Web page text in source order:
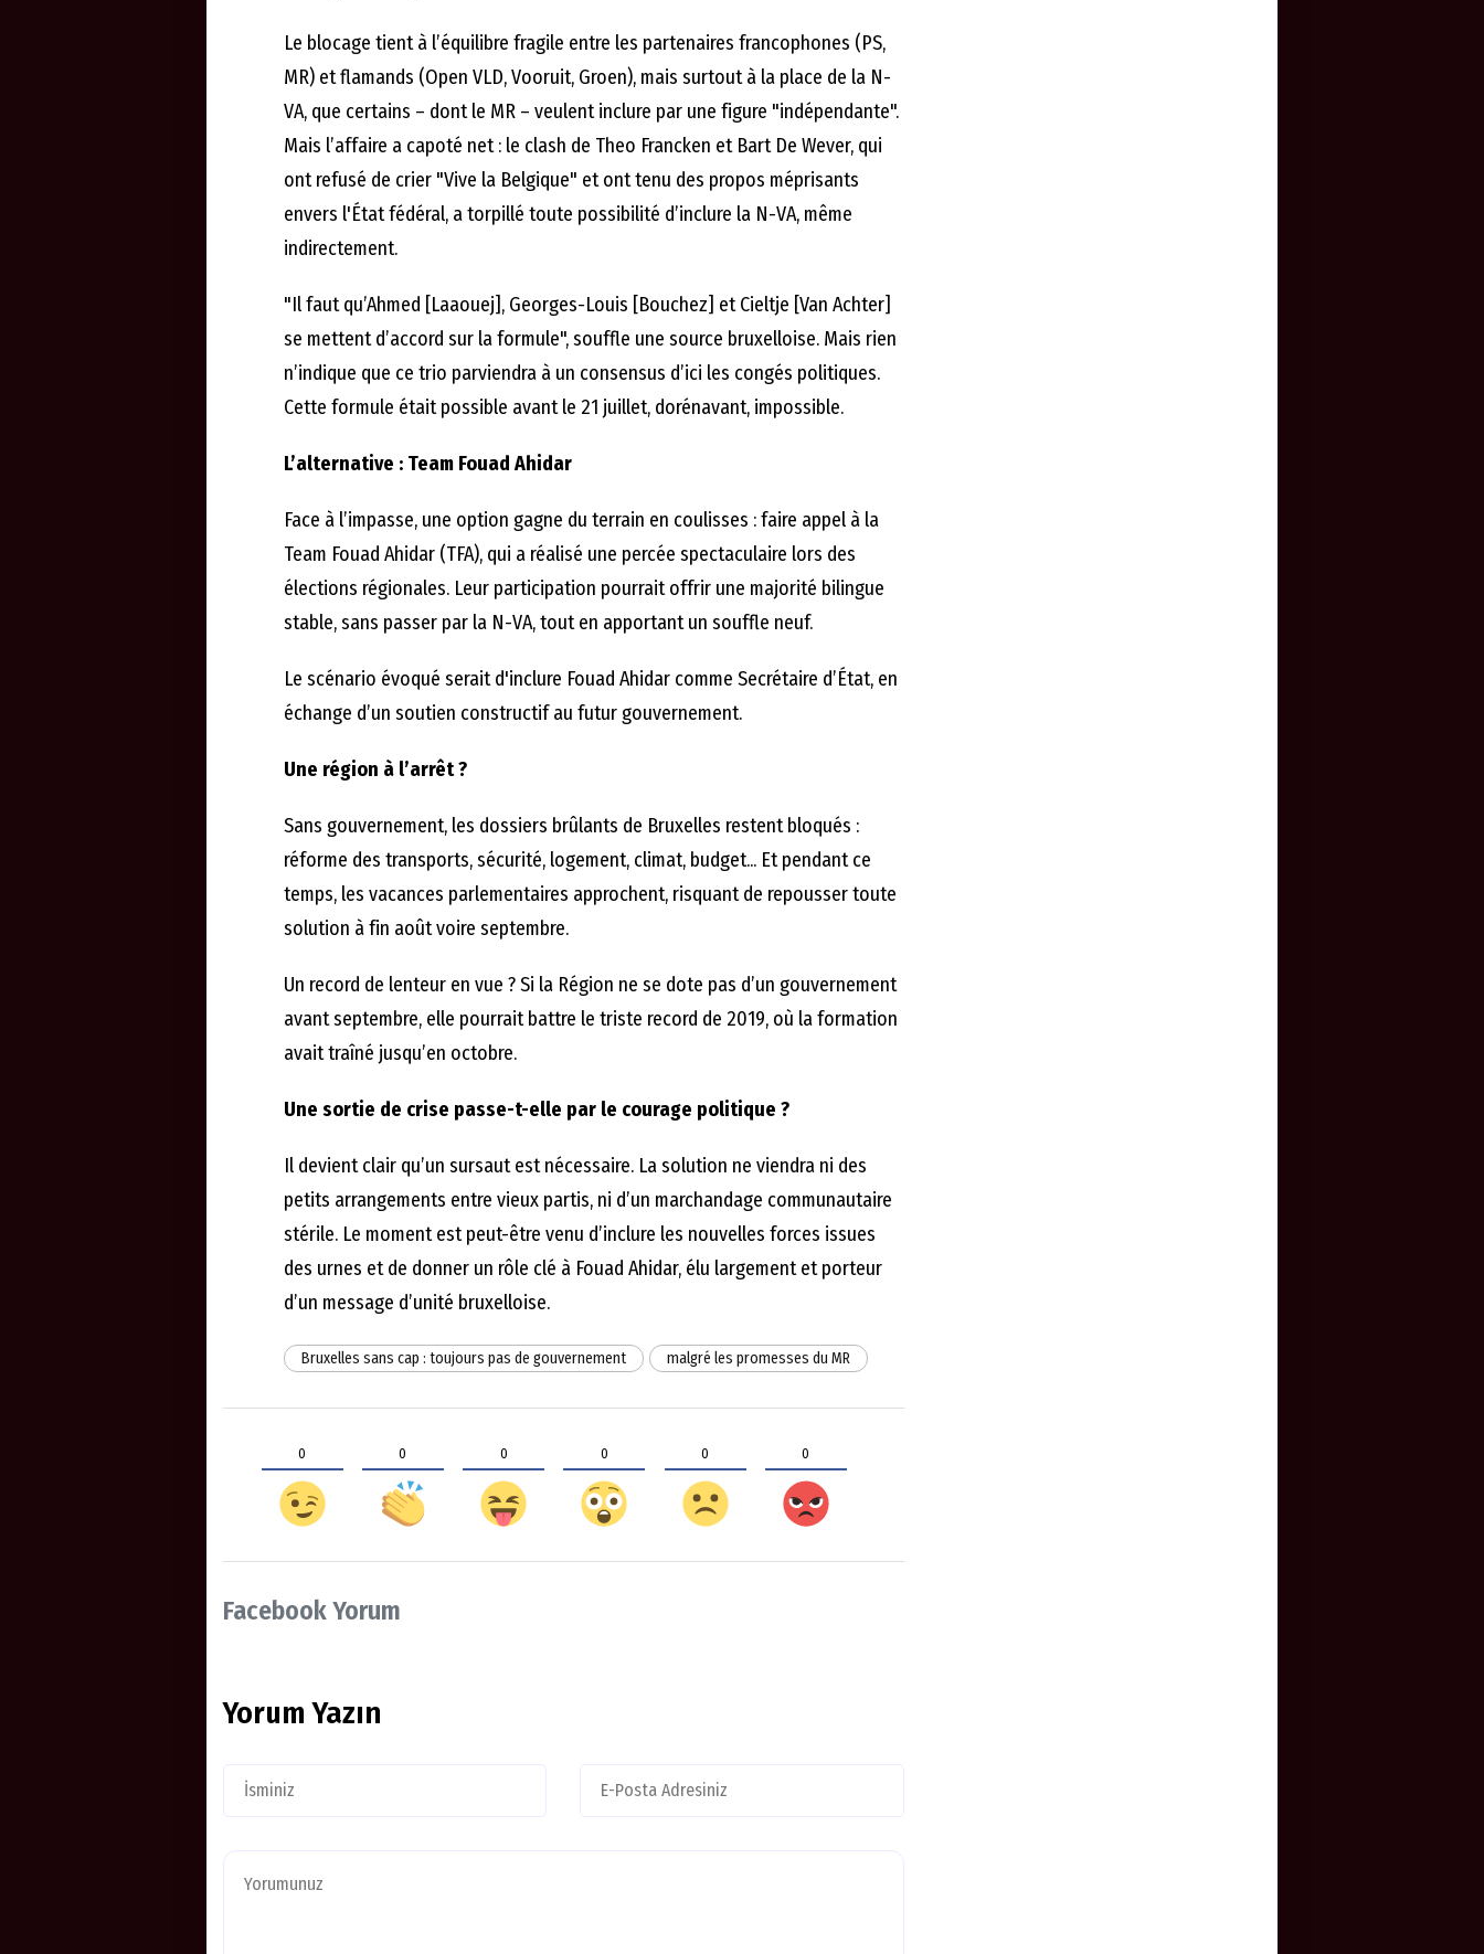
Le blocage tient à l’équilibre fragile entre les partenaires francophones (PS,
MR) et flamands (Open VLD, Vooruit, Groen), mais surtout à la place de la N-
VA, que certains – dont le MR – veulent inclure par une figure "indépendante".
Mais l’affaire a capoté net : le clash de Theo Francken et Bart De Wever, qui
ont refusé de crier "Vive la Belgique" et ont tenu des propos méprisants
envers l'État fédéral, a torpillé toute possibilité d’inclure la N-VA, même
indirectement.
"Il faut qu’Ahmed [Laaouej], Georges-Louis [Bouchez] et Cieltje [Van Achter]
se mettent d’accord sur la formule", souffle une source bruxelloise. Mais rien
n’indique que ce trio parviendra à un consensus d’ici les congés politiques.
Cette formule était possible avant le 21 juillet, dorénavant, impossible.
L’alternative : Team Fouad Ahidar
Face à l’impasse, une option gagne du terrain en coulisses : faire appel à la
Team Fouad Ahidar (TFA), qui a réalisé une percée spectaculaire lors des
élections régionales. Leur participation pourrait offrir une majorité bilingue
stable, sans passer par la N-VA, tout en apportant un souffle neuf.
Le scénario évoqué serait d'inclure Fouad Ahidar comme Secrétaire d’État, en
échange d’un soutien constructif au futur gouvernement.
Une région à l’arrêt ?
Sans gouvernement, les dossiers brûlants de Bruxelles restent bloqués :
réforme des transports, sécurité, logement, climat, budget... Et pendant ce
temps, les vacances parlementaires approchent, risquant de repousser toute
solution à fin août voire septembre.
Un record de lenteur en vue ? Si la Région ne se dote pas d’un gouvernement
avant septembre, elle pourrait battre le triste record de 2019, où la formation
avait traîné jusqu’en octobre.
Une sortie de crise passe-t-elle par le courage politique ?
Il devient clair qu’un sursaut est nécessaire. La solution ne viendra ni des
petits arrangements entre vieux partis, ni d’un marchandage communautaire
stérile. Le moment est peut-être venu d’inclure les nouvelles forces issues
des urnes et de donner un rôle clé à Fouad Ahidar, élu largement et porteur
d’un message d’unité bruxelloise.
Bruxelles sans cap : toujours pas de gouvernement malgré les promesses du MR
0 0 0 0 0 0
Facebook Yorum
Yorum Yazın